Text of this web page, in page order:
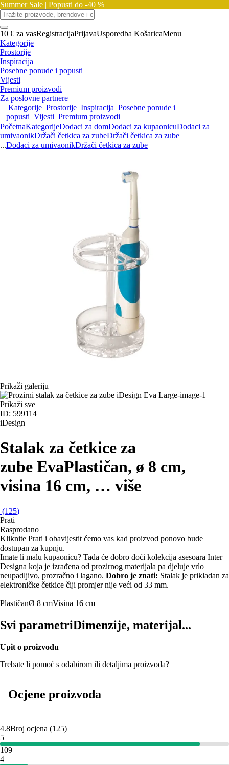
Summer Sale | Popusti do -40 %
10 € za vasRegistracijaPrijavaUsporedba KošaricaMenu
Kategorije
Prostorije
Inspiracija
Posebne ponude i popusti
Vijesti
Premium proizvodi
Za poslovne partnere
Kategorije Prostorije Inspiracija Posebne ponude i
popusti Vijesti Premium proizvodi
PočetnaKategorijeDodaci za domDodaci za kupaonicuDodaci za
umivaonikDržači četkica za zubeDržači četkica za zube
...Dodaci za umivaonikDržači četkica za zube
Prikaži galeriju
Prikaži sve
ID: 599114
iDesign
Stalak za četkice za
zube EvaPlastičan, ø 8 cm,
visina 16 cm, … više
(125)
Prati
Rasprodano
Kliknite Prati i obavijestit ćemo vas kad proizvod ponovo bude
dostupan za kupnju.
Imate li malu kupaonicu? Tada će dobro doći kolekcija asesoara Inter
Designa koja je izrađena od prozirnog materijala pa djeluje vrlo
neupadljivo, prozračno i lagano. Dobro je znati: Stalak je prikladan za
elektroničke četkice čiji promjer nije veći od 33 mm.
PlastičanØ 8 cmVisina 16 cm
Svi parametriDimenzije, materijal...
Upit o proizvodu
Trebate li pomoć s odabirom ili detaljima proizvoda?
Ocjene proizvoda
4.8Broj ocjena (125)
5
109
4